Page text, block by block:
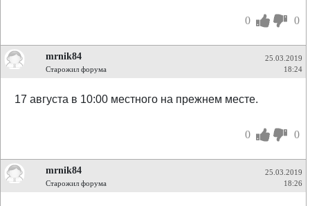
0 0
mrnik84
Старожил форума
25.03.2019
18:24
17 августа в 10:00 местного на прежнем месте.
0 0
mrnik84
Старожил форума
25.03.2019
18:26